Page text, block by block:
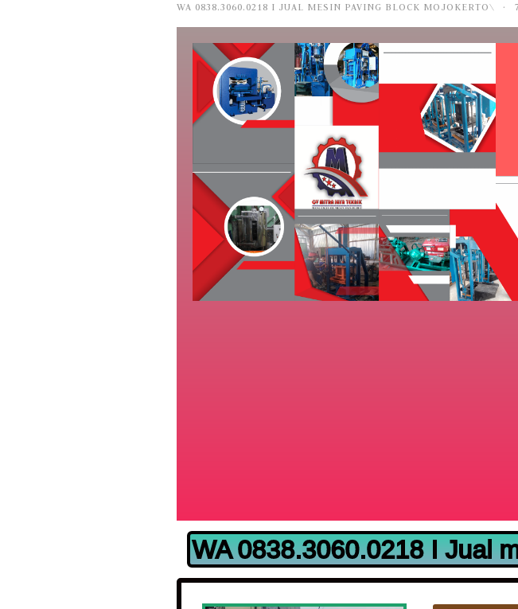
WA 0838.3060.0218 I JUAL MESIN PAVING BLOCK MOJOKERTO\ ·
WA 0838.3060.0218 I Jual